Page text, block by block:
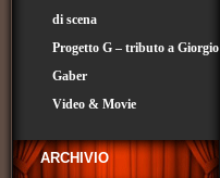
di scena
Progetto G – tributo a Giorgio
Gaber
Video & Movie
ARCHIVIO